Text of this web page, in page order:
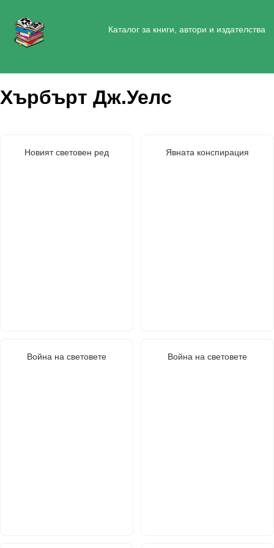
Каталог за книги, автори и издателства
Хърбърт Дж.Уелс
Новият световен ред Явната конспирация
Война на световете Война на световете